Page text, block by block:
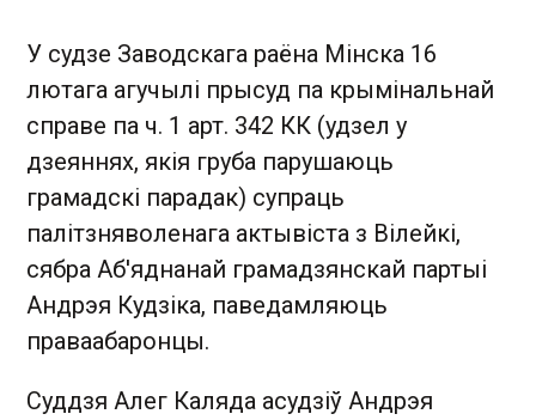
У судзе Заводскага раёна Мінска 16
лютага агучылі прысуд па крымінальнай
справе па ч. 1 арт. 342 КК (удзел у
дзеяннях, якія груба парушаюць
грамадскі парадак) супраць
палітзняволенага актывіста з Вілейкі,
сябра Аб'яднанай грамадзянскай партыі
Андрэя Кудзіка, паведамляюць
праваабаронцы.
Суддзя Алег Каляда асудзіў Андрэя